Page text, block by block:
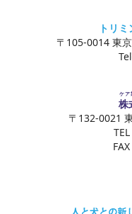
トリ
〒105-0014 東
株
ケア
〒132-0021